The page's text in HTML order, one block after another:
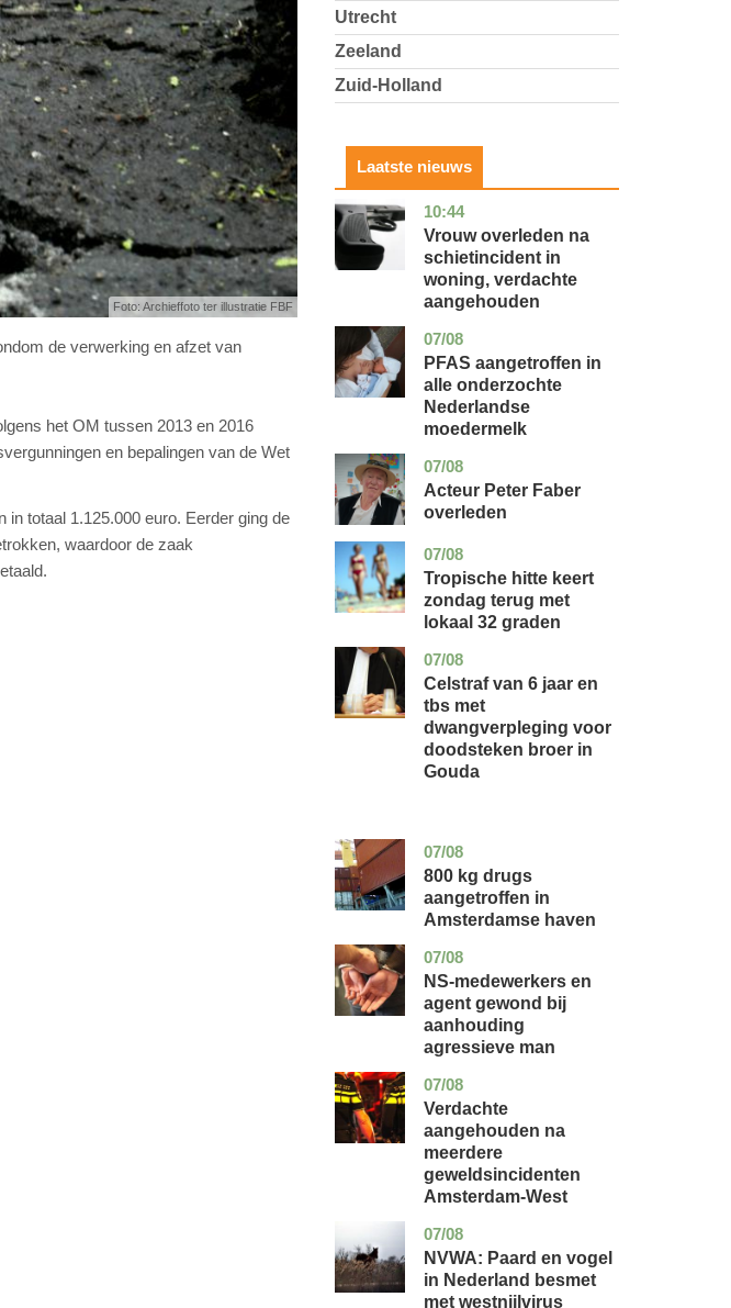
Foto: Archieffoto ter illustratie FBF
de verwerking en afzet van
het OM tussen 2013 en 2016
en bepalingen van de Wet
totaal 1.125.000 euro. Eerder ging de
waardoor de zaak
Utrecht
Zeeland
Zuid-Holland
Laatste nieuws
10:44
zuid-
holland
nieuws
Vrouw overleden na
schietincident in
woning, verdachte
aangehouden
07/08
utrecht
gezondheid
PFAS aangetroffen in
alle onderzochte
Nederlandse
moedermelk
07/08
noord-
holland
glossy
Acteur Peter Faber
overleden
07/08
utrecht
nieuws
Tropische hitte keert
zondag terug met
lokaal 32 graden
07/08
zuid-
holland
nieuws
Celstraf van 6 jaar en
tbs met
dwangverpleging voor
doodsteken broer in
Gouda
07/08
noord-
holland
nieuws
800 kg drugs
aangetroffen in
Amsterdamse haven
07/08
flevoland
nieuws
NS-medewerkers en
agent gewond bij
aanhouding
agressieve man
07/08
noord-
holland
nieuws
Verdachte
aangehouden na
meerdere
geweldsincidenten
Amsterdam-West
07/08
utrecht
nieuws
NVWA: Paard en vogel
in Nederland besmet
met westnijlvirus